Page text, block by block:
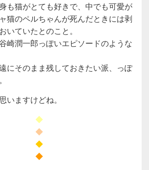
も猫がとても好きで、中でも可愛が
猫のペルちゃんが死んだときには剥
いていたとのこと。
崎潤一郎っぽいエピソードのような
にそのまま残しておきたい派、っぽ
いますけどね。
◆
◆
◆
◆